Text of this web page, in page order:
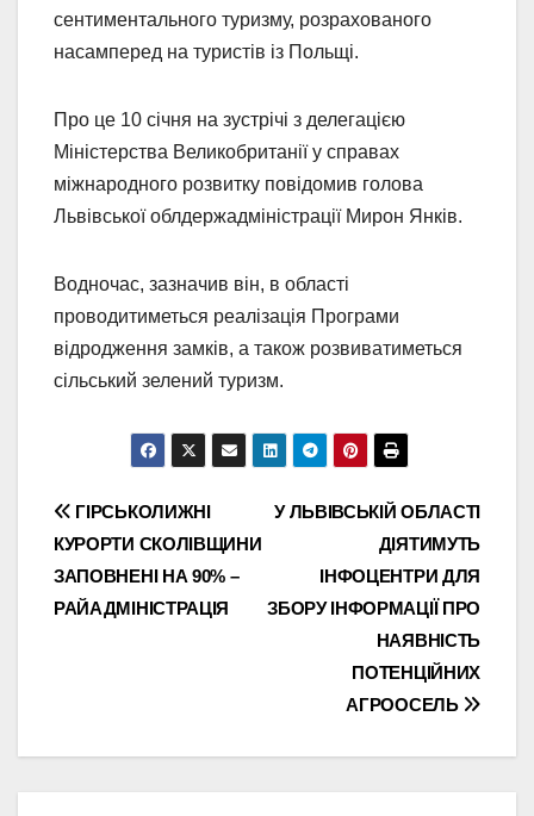
сентиментального туризму, розрахованого
насамперед на туристів із Польщі.
Про це 10 січня на зустрічі з делегацією
Міністерства Великобританії у справах
міжнародного розвитку повідомив голова
Львівської облдержадміністрації Мирон Янків.
Водночас, зазначив він, в області
проводитиметься реалізація Програми
відродження замків, а також розвиватиметься
сільський зелений туризм.
Навігація
записів
У ЛЬВІВСЬКІЙ ОБЛАСТІ
ДІЯТИМУТЬ
ІНФОЦЕНТРИ ДЛЯ
ЗБОРУ ІНФОРМАЦІЇ ПРО
НАЯВНІСТЬ
ПОТЕНЦІЙНИХ
АГРООСЕЛЬ
ГІРСЬКОЛИЖНІ
КУРОРТИ СКОЛІВЩИНИ
ЗАПОВНЕНІ НА 90% –
РАЙАДМІНІСТРАЦІЯ